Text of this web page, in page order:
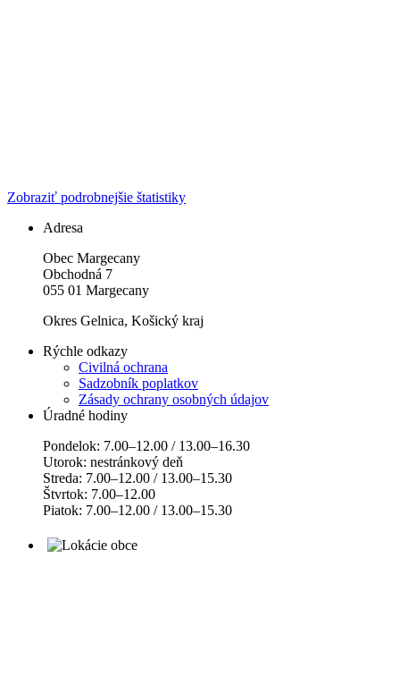
Zobraziť podrobnejšie štatistiky
Adresa
Obec Margecany
Obchodná 7
055 01 Margecany
Okres Gelnica, Košický kraj
Rýchle odkazy
Civilná ochrana
Sadzobník poplatkov
Zásady ochrany osobných údajov
Úradné hodiny
Pondelok: 7.00–12.00 / 13.00–16.30
Utorok: nestránkový deň
Streda: 7.00–12.00 / 13.00–15.30
Štvrtok: 7.00–12.00
Piatok: 7.00–12.00 / 13.00–15.30